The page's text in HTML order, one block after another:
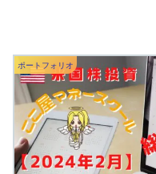
ポートフォリオ